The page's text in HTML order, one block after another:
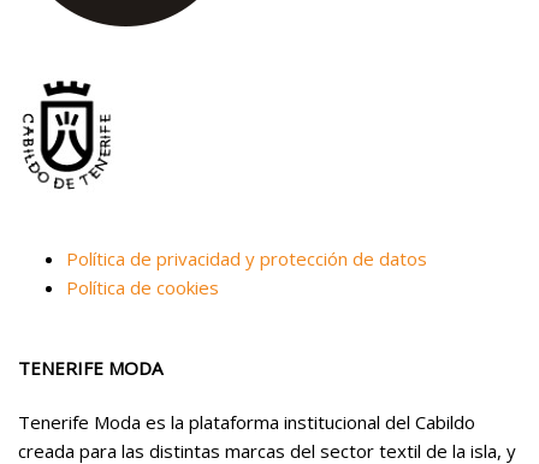
Política de privacidad y protección de datos
Política de cookies
TENERIFE MODA
Tenerife Moda es la plataforma institucional del Cabildo
creada para las distintas marcas del sector textil de la isla, y